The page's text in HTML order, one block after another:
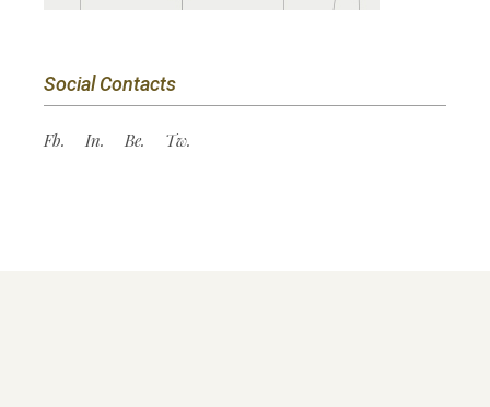
Social Contacts
Fb. In. Be. Tw.